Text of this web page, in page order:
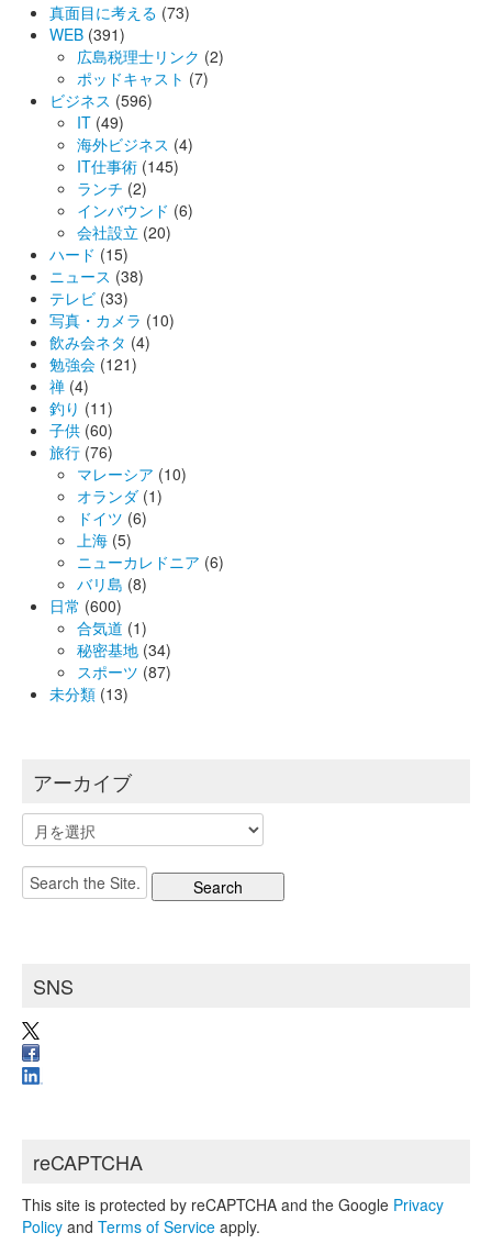
真面目に考える (73)
WEB (391)
広島税理士リンク (2)
ポッドキャスト (7)
ビジネス (596)
IT (49)
海外ビジネス (4)
IT仕事術 (145)
ランチ (2)
インバウンド (6)
会社設立 (20)
ハード (15)
ニュース (38)
テレビ (33)
写真・カメラ (10)
飲み会ネタ (4)
勉強会 (121)
禅 (4)
釣り (11)
子供 (60)
旅行 (76)
マレーシア (10)
オランダ (1)
ドイツ (6)
上海 (5)
ニューカレドニア (6)
バリ島 (8)
日常 (600)
合気道 (1)
秘密基地 (34)
スポーツ (87)
未分類 (13)
アーカイブ
ア
ー
カ
イ
Search
for:
SNS
reCAPTCHA
This site is protected by reCAPTCHA and the Google Privacy
Policy and Terms of Service apply.